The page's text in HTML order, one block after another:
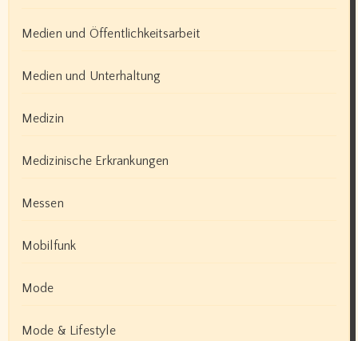
Medien und Öffentlichkeitsarbeit
Medien und Unterhaltung
Medizin
Medizinische Erkrankungen
Messen
Mobilfunk
Mode
Mode & Lifestyle